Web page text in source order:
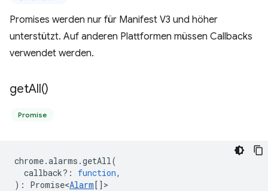
Promises werden nur für Manifest V3 und höher
unterstützt. Auf anderen Plattformen müssen Callbacks
verwendet werden.
getAll()
Promise
chrome.alarms .getAll(
callback? : function,
) : Promise<Alarm[] >